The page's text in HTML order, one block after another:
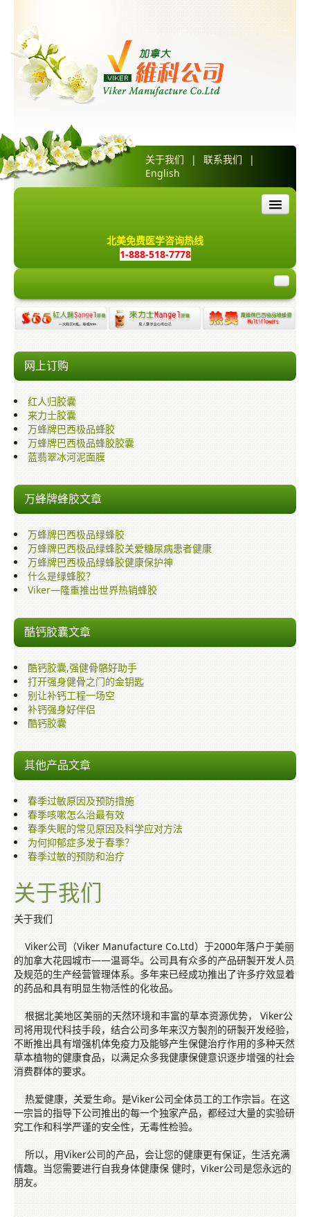
关于我们 | 联系我们
|
English
产品介绍
销售网络
多媒体讲座与介绍
保健知识
北美免费医学咨询热线
1-888-518-7778
网上订购
红人归胶囊
来力士胶囊
万蜂牌巴西极品蜂胶
万蜂牌巴西极品蜂胶胶囊
蓝翡翠冰河泥面膜
万蜂牌蜂胶文章
万蜂牌巴西极品绿蜂胶
万蜂牌巴西极品绿蜂胶关爱糖尿病患者健康
万蜂牌巴西极品绿蜂胶健康保护神
什么是绿蜂胶？
Viker—隆重推出世界热销蜂胶
酷钙胶囊文章
酷钙胶囊,强健骨骼好助手
打开强身健骨之门的金钥匙
别让补钙工程一场空
补钙强身好伴侣
酷钙胶囊
其他产品文章
春季过敏原因及预防措施
春季咳嗽怎么治最有效
春季失眠的常见原因及科学应对方法
为何抑郁症多发于春季？
春季过敏的预防和治疗
关于我们
关于我们
Viker公司（Viker Manufacture Co.Ltd）于2000年落户于美丽
的加拿大花园城市——温哥华。公司具有众多的产品研製开发人员
及规范的生产经营管理体系。多年来已经成功推出了许多疗效显着
的药品和具有明显生物活性的化妆品。
根据北美地区美丽的天然环境和丰富的草本资源优势， Viker公
司将用现代科技手段，结合公司多年来汉方製剂的研製开发经验，
不断推出具有增强机体免疫力及能够产生保健治疗作用的多种天然
草本植物的健康食品，以满足众多我健康保健意识逐步增强的社会
消费群体的要求。
热爱健康，关爱生命。是Viker公司全体员工的工作宗旨。在这
一宗旨的指导下公司推出的每一个独家产品，都经过大量的实验研
究工作和科学严谨的安全性，无毒性检验。
所以，用Viker公司的产品，会让您的健康更有保证，生活充满
情趣。当您需要进行自我身体健康保 健时，Viker公司是您永远的
朋友。